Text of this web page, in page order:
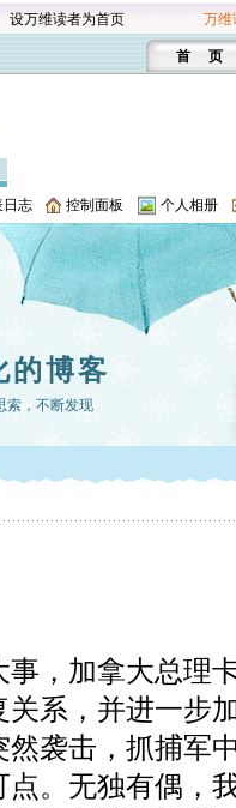
设万维读者为首页 万维
首 页
日志 控制面板 个人相册
的博客
索，不断发现
，加拿大总理
关系，并进一步
然袭击，抓捕军
。无独有偶，